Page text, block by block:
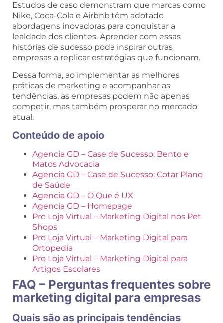
Estudos de caso demonstram que marcas como
Nike, Coca-Cola e Airbnb têm adotado
abordagens inovadoras para conquistar a
lealdade dos clientes. Aprender com essas
histórias de sucesso pode inspirar outras
empresas a replicar estratégias que funcionam.
Dessa forma, ao implementar as melhores
práticas de marketing e acompanhar as
tendências, as empresas podem não apenas
competir, mas também prosperar no mercado
atual.
Conteúdo de apoio
Agencia GD – Case de Sucesso: Bento e
Matos Advocacia
Agencia GD – Case de Sucesso: Cotar Plano
de Saúde
Agencia GD – O Que é UX
Agencia GD – Homepage
Pro Loja Virtual – Marketing Digital nos Pet
Shops
Pro Loja Virtual – Marketing Digital para
Ortopedia
Pro Loja Virtual – Marketing Digital para
Artigos Escolares
FAQ – Perguntas frequentes sobre
marketing digital para empresas
Quais são as principais tendências